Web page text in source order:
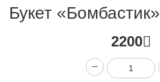
Букет «Бомбастик»
2200